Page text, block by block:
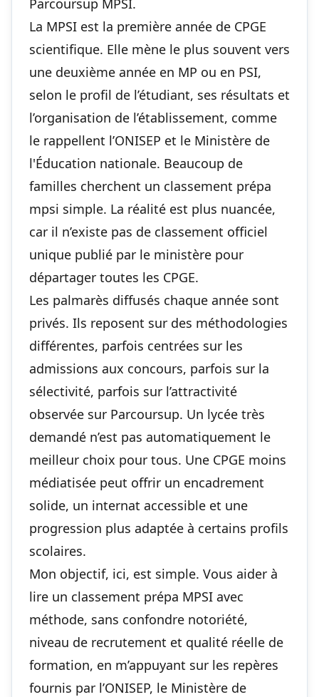
Parcoursup MPSI.
La MPSI est la première année de CPGE
scientifique. Elle mène le plus souvent vers
une deuxième année en MP ou en PSI,
selon le profil de l’étudiant, ses résultats et
l’organisation de l’établissement, comme
le rappellent l’ONISEP et le Ministère de
l'Éducation nationale. Beaucoup de
familles cherchent un classement prépa
mpsi simple. La réalité est plus nuancée,
car il n’existe pas de classement officiel
unique publié par le ministère pour
départager toutes les CPGE.
Les palmarès diffusés chaque année sont
privés. Ils reposent sur des méthodologies
différentes, parfois centrées sur les
admissions aux concours, parfois sur la
sélectivité, parfois sur l’attractivité
observée sur Parcoursup. Un lycée très
demandé n’est pas automatiquement le
meilleur choix pour tous. Une CPGE moins
médiatisée peut offrir un encadrement
solide, un internat accessible et une
progression plus adaptée à certains profils
scolaires.
Mon objectif, ici, est simple. Vous aider à
lire un classement prépa MPSI avec
méthode, sans confondre notoriété,
niveau de recrutement et qualité réelle de
formation, en m’appuyant sur les repères
fournis par l’ONISEP, le Ministère de